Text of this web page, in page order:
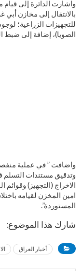
واشارت الدائرة إلى
بالانتقال إلى مخازن
الصويا)، إضافة إلى ضبط
واضافت ” في عملية
وتدقيق مستندات
الاخراج (التجهيز)
المستوردة”.
شارك هذا الموضوع:
أخبار العراق